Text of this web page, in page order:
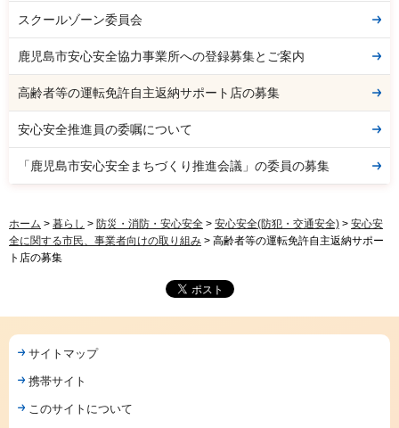
スクールゾーン委員会
鹿児島市安心安全協力事業所への登録募集とご案内
高齢者等の運転免許自主返納サポート店の募集
安心安全推進員の委嘱について
「鹿児島市安心安全まちづくり推進会議」の委員の募集
ホーム > 暮らし > 防災・消防・安心安全 > 安心安全(防犯・交通安全) > 安心安
全に関する市民、事業者向けの取り組み > 高齢者等の運転免許自主返納サポー
ト店の募集
サイトマップ
携帯サイト
このサイトについて